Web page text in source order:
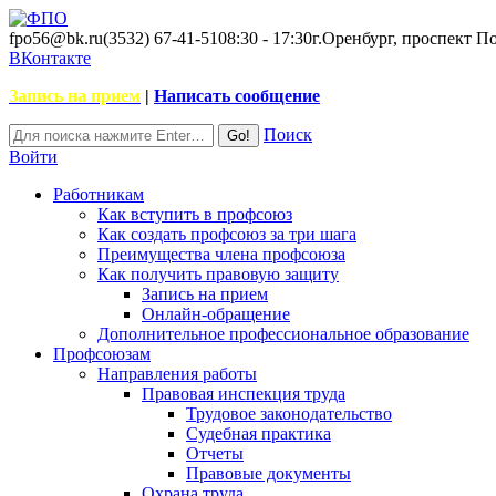
fpo56@bk.ru(3532) 67-41-5108:30 - 17:30г.Оренбург, проспект
ВКонтакте
Запись на прием | Написать сообщение
Поиск
Войти
Работникам
Как вступить в профсоюз
Как создать профсоюз за три шага
Преимущества члена профсоюза
Как получить правовую защиту
Запись на прием
Онлайн-обращение
Дополнительное профессиональное образование
Профсоюзам
Направления работы
Правовая инспекция труда
Трудовое законодательство
Судебная практика
Отчеты
Правовые документы